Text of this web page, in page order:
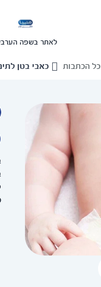
לאתר בשפה
כל הכתבות כאבי בטן